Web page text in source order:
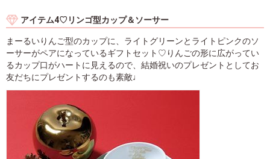
アイテム4♡リンゴ型カップ＆ソーサー
まーるいりんご型のカップに、ライトグリーンとライトピンクのソ
ーサーがペアになっているギフトセット♡りんごの形に広がってい
るカップ口がハートに見えるので、結婚祝いのプレゼントとしてお
友だちにプレゼントするのも素敵♩